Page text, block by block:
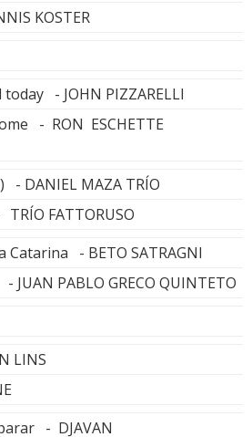
KOSTER
- JOHN PIZZARELLI
- RON ESCHETTE
- DANIEL MAZA TRÍO
FATTORUSO
Catarina - BETO SATRAGNI
JUAN PABLO GRECO QUINTETO
LINS
- DJAVAN